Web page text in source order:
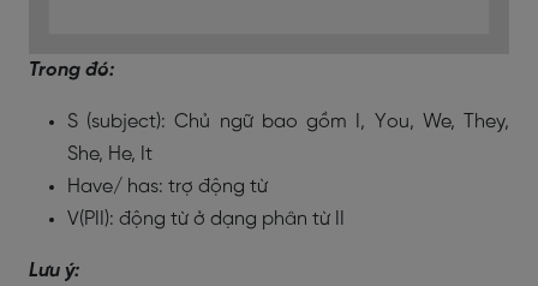
Trong đó:
S (subject): Chủ ngữ bao gồm I, You, We, They,
She, He, It
Have/ has: trợ động từ
V(PII): động từ ở dạng phân từ II
Lưu ý: